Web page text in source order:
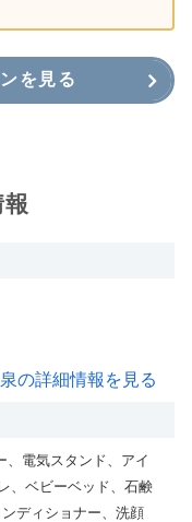
を見る
の詳細情報を見る
、電気スタンド、アイ
、ベビーベッド、石鹸
ディショナー、洗顔